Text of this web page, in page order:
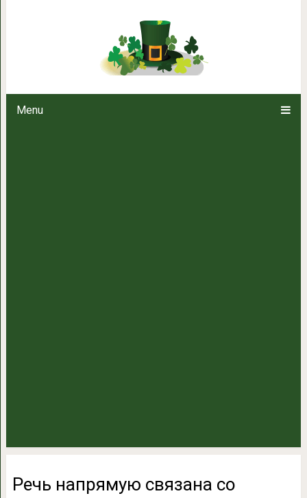
Menu
Речь напрямую связана
Речь напрямую связана со